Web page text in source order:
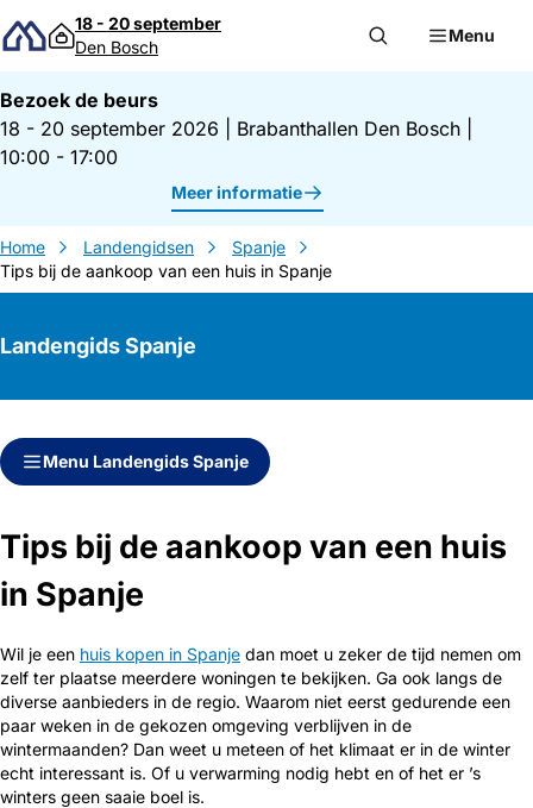
Direct naar inhoud
18 - 20 september
Den Bosch
Menu
Bezoek de beurs
18 - 20 september 2026
Brabanthallen Den Bosch
10:00 - 17:00
Meer informatie
Home Landengidsen
Spanje
Tips bij de aankoop van een huis in Spanje
Landengids Spanje
Direct naar inhoud
Direct naar zijbalk
Menu Landengids Spanje
Tips bij de aankoop van een huis
in Spanje
Wil je een huis kopen in Spanje dan moet u zeker de tijd nemen om
zelf ter plaatse meerdere woningen te bekijken. Ga ook langs de
diverse aanbieders in de regio. Waarom niet eerst gedurende een
paar weken in de gekozen omgeving verblijven in de
wintermaanden? Dan weet u meteen of het klimaat er in de winter
echt interessant is. Of u verwarming nodig hebt en of het er ’s
winters geen saaie boel is.